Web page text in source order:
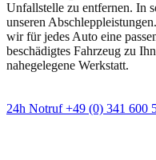
Unfallstelle zu entfernen. In
unseren
wir für jedes Auto eine
beschädigtes Fahrzeug zu
nahegelegene Werkstatt.
24h Notruf +49 (0) 341 600